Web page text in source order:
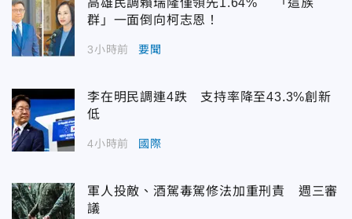
高雄民調賴瑞隆僅領先1.64% 「這族
群」一面倒向柯志恩！
3小時前 要聞
李在明民調連4跌 支持率降至43.3%創新
低
4小時前 國際
軍人投敵、酒駕毒駕修法加重刑責 週三審
議